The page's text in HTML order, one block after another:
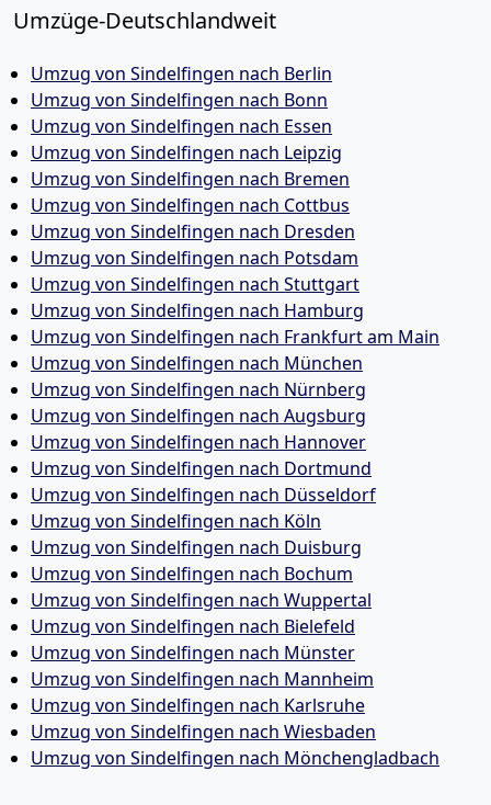
Umzüge-Deutschlandweit
Umzug von Sindelfingen nach Berlin
Umzug von Sindelfingen nach Bonn
Umzug von Sindelfingen nach Essen
Umzug von Sindelfingen nach Leipzig
Umzug von Sindelfingen nach Bremen
Umzug von Sindelfingen nach Cottbus
Umzug von Sindelfingen nach Dresden
Umzug von Sindelfingen nach Potsdam
Umzug von Sindelfingen nach Stuttgart
Umzug von Sindelfingen nach Hamburg
Umzug von Sindelfingen nach Frankfurt am Main
Umzug von Sindelfingen nach München
Umzug von Sindelfingen nach Nürnberg
Umzug von Sindelfingen nach Augsburg
Umzug von Sindelfingen nach Hannover
Umzug von Sindelfingen nach Dortmund
Umzug von Sindelfingen nach Düsseldorf
Umzug von Sindelfingen nach Köln
Umzug von Sindelfingen nach Duisburg
Umzug von Sindelfingen nach Bochum
Umzug von Sindelfingen nach Wuppertal
Umzug von Sindelfingen nach Bielefeld
Umzug von Sindelfingen nach Münster
Umzug von Sindelfingen nach Mannheim
Umzug von Sindelfingen nach Karlsruhe
Umzug von Sindelfingen nach Wiesbaden
Umzug von Sindelfingen nach Mönchen­gladbach